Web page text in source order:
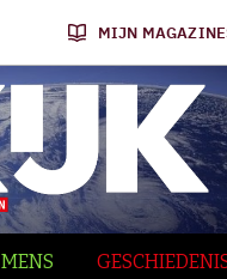
MIJN
MENS